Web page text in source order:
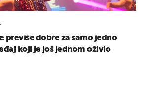
previše dobre za samo jedno
koji je još jednom oživio